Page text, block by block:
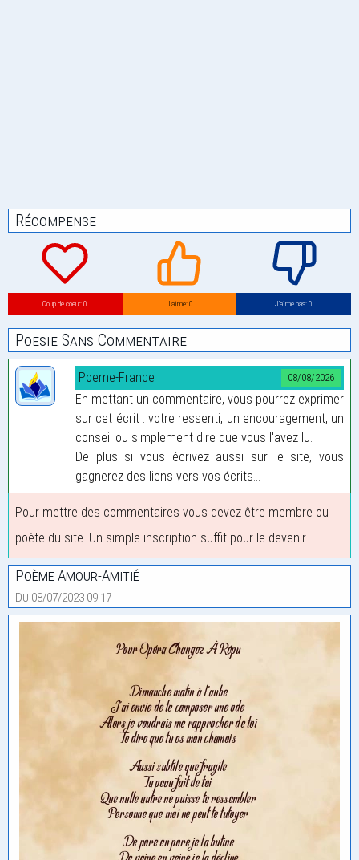
Récompense
Coup de coeur: 0 J’aime: 0 J’aime pas: 0
Poesie Sans Commentaire
08/08/2026
Poeme-France
En mettant un commentaire, vous pourrez exprimer
sur cet écrit : votre ressenti, un encouragement, un
conseil ou simplement dire que vous l'avez lu.
De plus si vous écrivez aussi sur le site, vous
gagnerez des liens vers vos écrits...
Pour mettre des commentaires vous devez être membre ou
poète du site. Un simple inscription suffit pour le devenir.
Poème Amour-Amitié
Du 08/07/2023 09:17